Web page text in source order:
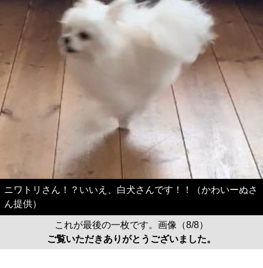
ニワトリさん！？いいえ、白犬さんです！！（かわいーぬさ
ん提供）
これが最後の一枚です。画像（8/8）
ご覧いただきありがとうございました。